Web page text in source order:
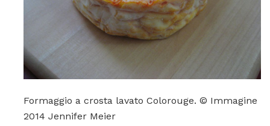
Formaggio a crosta lavato Colorouge. © Immagine
2014 Jennifer Meier